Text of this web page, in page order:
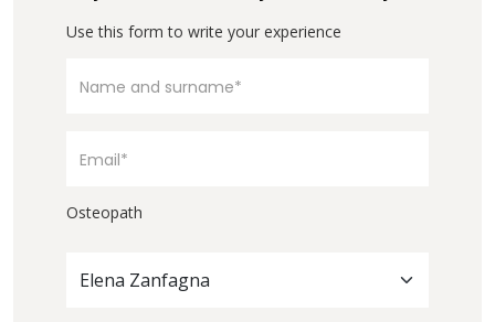
Use this form to write your experience
Osteopath
Elena Zanfagna